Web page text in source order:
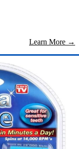
Learn More →